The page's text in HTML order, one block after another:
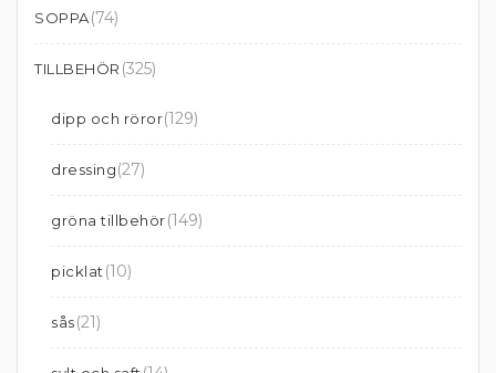
SOPPA(74)
TILLBEHÖR (325)
dipp och röror(129)
dressing(27)
gröna tillbehör(149)
picklat (10)
sås(21)